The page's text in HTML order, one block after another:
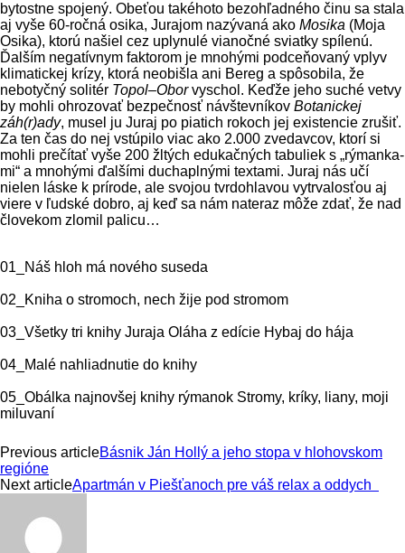
bytostne spojený. Obe­ťou takéhoto bezohľadného činu sa stala
aj vyše 60-ročná osika, Jurajom nazývaná ako Mosika (Moja
Osika), ktorú našiel cez uplynulé vianočné sviatky spílenú.
Ďalším negatívnym faktorom je mnohými podceňovaný vplyv
klimatickej krízy, ktorá neobišla ani Bereg a spôsobila, že
nebotyčný solitér Topol–Oborvyschol. Keďže jeho suché vet­vy
by mohli ohrozovať bezpečnosť návštevníkov Botanickej
záh(r)ady, musel ju Juraj po piatich ro­koch jej existencie zrušiť.
Za ten čas do nej vstúpi­lo viac ako 2.000 zvedavcov, ktorí si
mohli prečítať vyše 200 žltých edukačných tabuliek s „rýmanka­
mi“ a mnohými ďalšími duchaplnými textami. Juraj nás učí
nielen láske k prírode, ale svojou tvrdohlavou vytrvalosťou aj
viere v ľud­ské dobro, aj keď sa nám nateraz môže zdať, že nad
človekom zlomil palicu…
01_Náš hloh má nového suseda
02_Kniha o stromoch, nech žije pod stromom
03_Všetky tri knihy Juraja Oláha z edície Hybaj do hája
04_Malé nahliadnutie do knihy
05_Obálka najnovšej knihy rýmanok Stromy, kríky, liany, moji
miluvaní
Previous articleBásnik Ján Hollý a jeho stopa v hlohovskom
regióne
Next articleApartmán v Piešťanoch pre váš relax a oddych